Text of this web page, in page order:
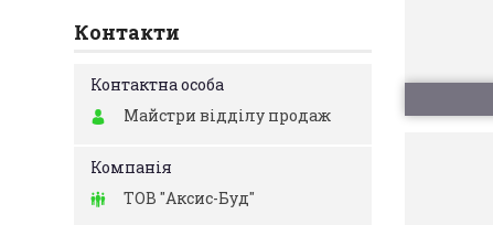
Контакти
Майстри відділу продаж
ТОВ "Аксис-Буд"